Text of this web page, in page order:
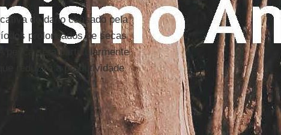
do dano causado pela
prolongados de secas
pesca será particularmente
reduzirá a produtividade